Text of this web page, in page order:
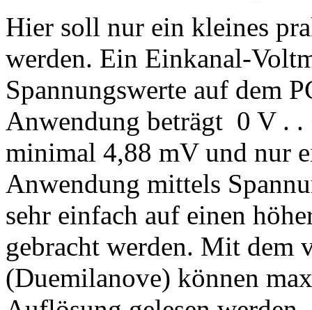
Hier soll nur ein kleines
werden. Ein Einkanal-
Spannungswerte auf dem
Anwendung beträgt 0 V .
minimal 4,88 mV und nur
Anwendung mittels
sehr einfach auf einen
gebracht werden. Mit dem
(Duemilanove) können